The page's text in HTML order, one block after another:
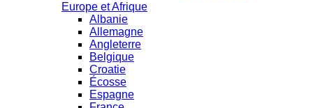
Europe et Afrique
Albanie
Allemagne
Angleterre
Belgique
Croatie
Écosse
Espagne